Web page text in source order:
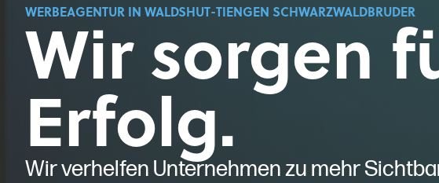
WERBEAGENTUR IN WALDSHUT-TIENGEN SCHWARZWALDBRUDER
Wir sorgen
Erfolg.
Wir verhelfen Unternehmen zu mehr